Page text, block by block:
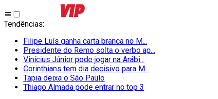
Tendências:
Filipe Luís ganha carta branca no M...
Presidente do Remo solta o verbo ap...
Vinícius Júnior pode jogar na Arábi...
Corinthians tem dia decisivo para M...
Tapia deixa o São Paulo
Thiago Almada pode entrar no top 3